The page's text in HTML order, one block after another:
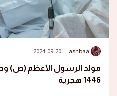
A
ashbaal
·
2024-09-20
مولد الرسول الأعظم (ص)
1446 هجرية